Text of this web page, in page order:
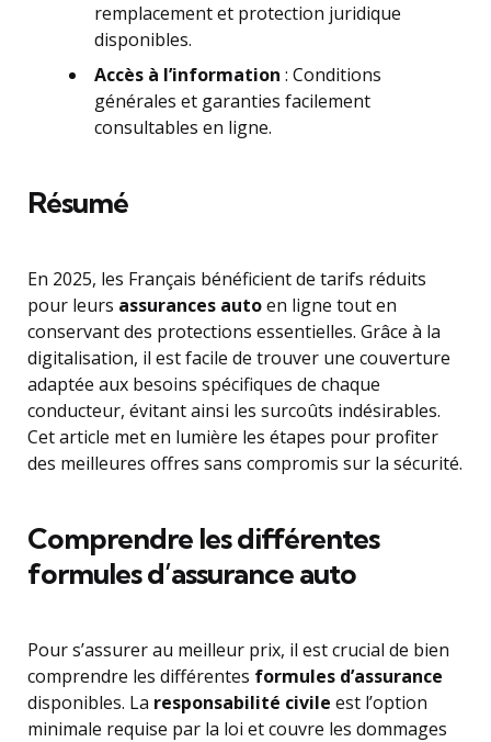
remplacement et protection juridique
disponibles.
Accès à l’information : Conditions
générales et garanties facilement
consultables en ligne.
Résumé
En 2025, les Français bénéficient de tarifs réduits
pour leurs assurances autoen ligne tout en
conservant des protections essentielles. Grâce à la
digitalisation, il est facile de trouver une couverture
adaptée aux besoins spécifiques de chaque
conducteur, évitant ainsi les surcoûts indésirables.
Cet article met en lumière les étapes pour profiter
des meilleures offres sans compromis sur la sécurité.
Comprendre les différentes
formules d’assurance auto
Pour s’assurer au meilleur prix, il est crucial de bien
comprendre les différentes formules d’assurance
disponibles. La responsabilité civile est l’option
minimale requise par la loi et couvre les dommages